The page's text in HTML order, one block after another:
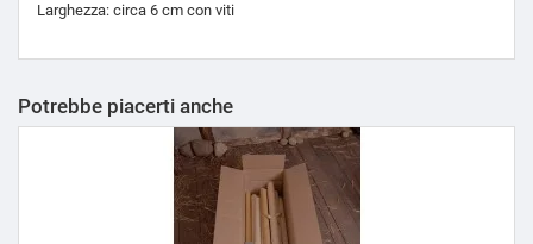
Larghezza: circa 6 cm con viti
Potrebbe piacerti anche